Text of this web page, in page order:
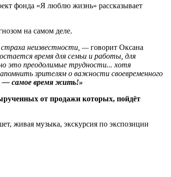
фонда «Я люблю жизнь» рассказывает
на самом деле.
неизвестности, —говорит Оксана
время для семьи и работы, для
это преодолимые трудности... хотя
зрителям о важности своевременного
— самое время жить!»
от продажи которых, пойдёт
живая музыка, экскурсия по экспозиции